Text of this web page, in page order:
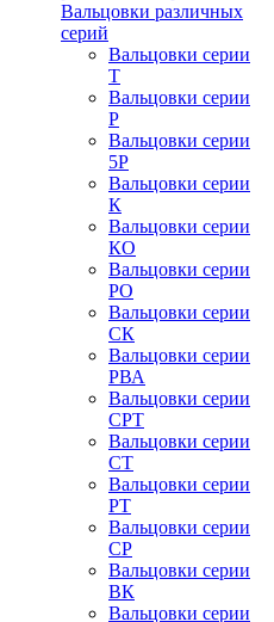
Вальцовки различных
серий
Вальцовки серии
Т
Вальцовки серии
Р
Вальцовки серии
5Р
Вальцовки серии
К
Вальцовки серии
КО
Вальцовки серии
РО
Вальцовки серии
СК
Вальцовки серии
РВА
Вальцовки серии
СРТ
Вальцовки серии
СТ
Вальцовки серии
РТ
Вальцовки серии
СР
Вальцовки серии
ВК
Вальцовки серии